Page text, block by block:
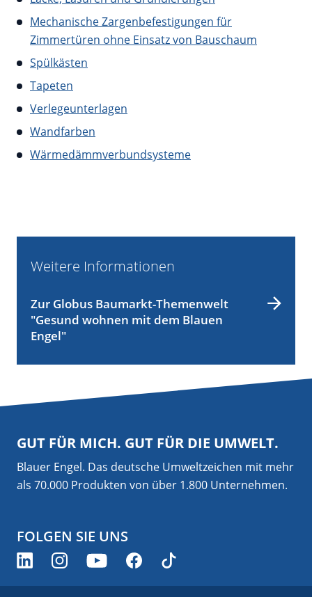
Mechanische Zargenbefestigungen für
Zimmertüren ohne Einsatz von Bauschaum
Spülkästen
Tapeten
Verlegeunterlagen
Wandfarben
Wärmedämmverbundsysteme
Weitere Informationen
Zur Globus Baumarkt-Themenwelt
"Gesund wohnen mit dem Blauen
Engel"
GUT FÜR MICH. GUT FÜR DIE UMWELT.
Blauer Engel. Das deutsche Umweltzeichen mit mehr
als 70.000 Produkten von über 1.800 Unternehmen.
FOLGEN SIE UNS